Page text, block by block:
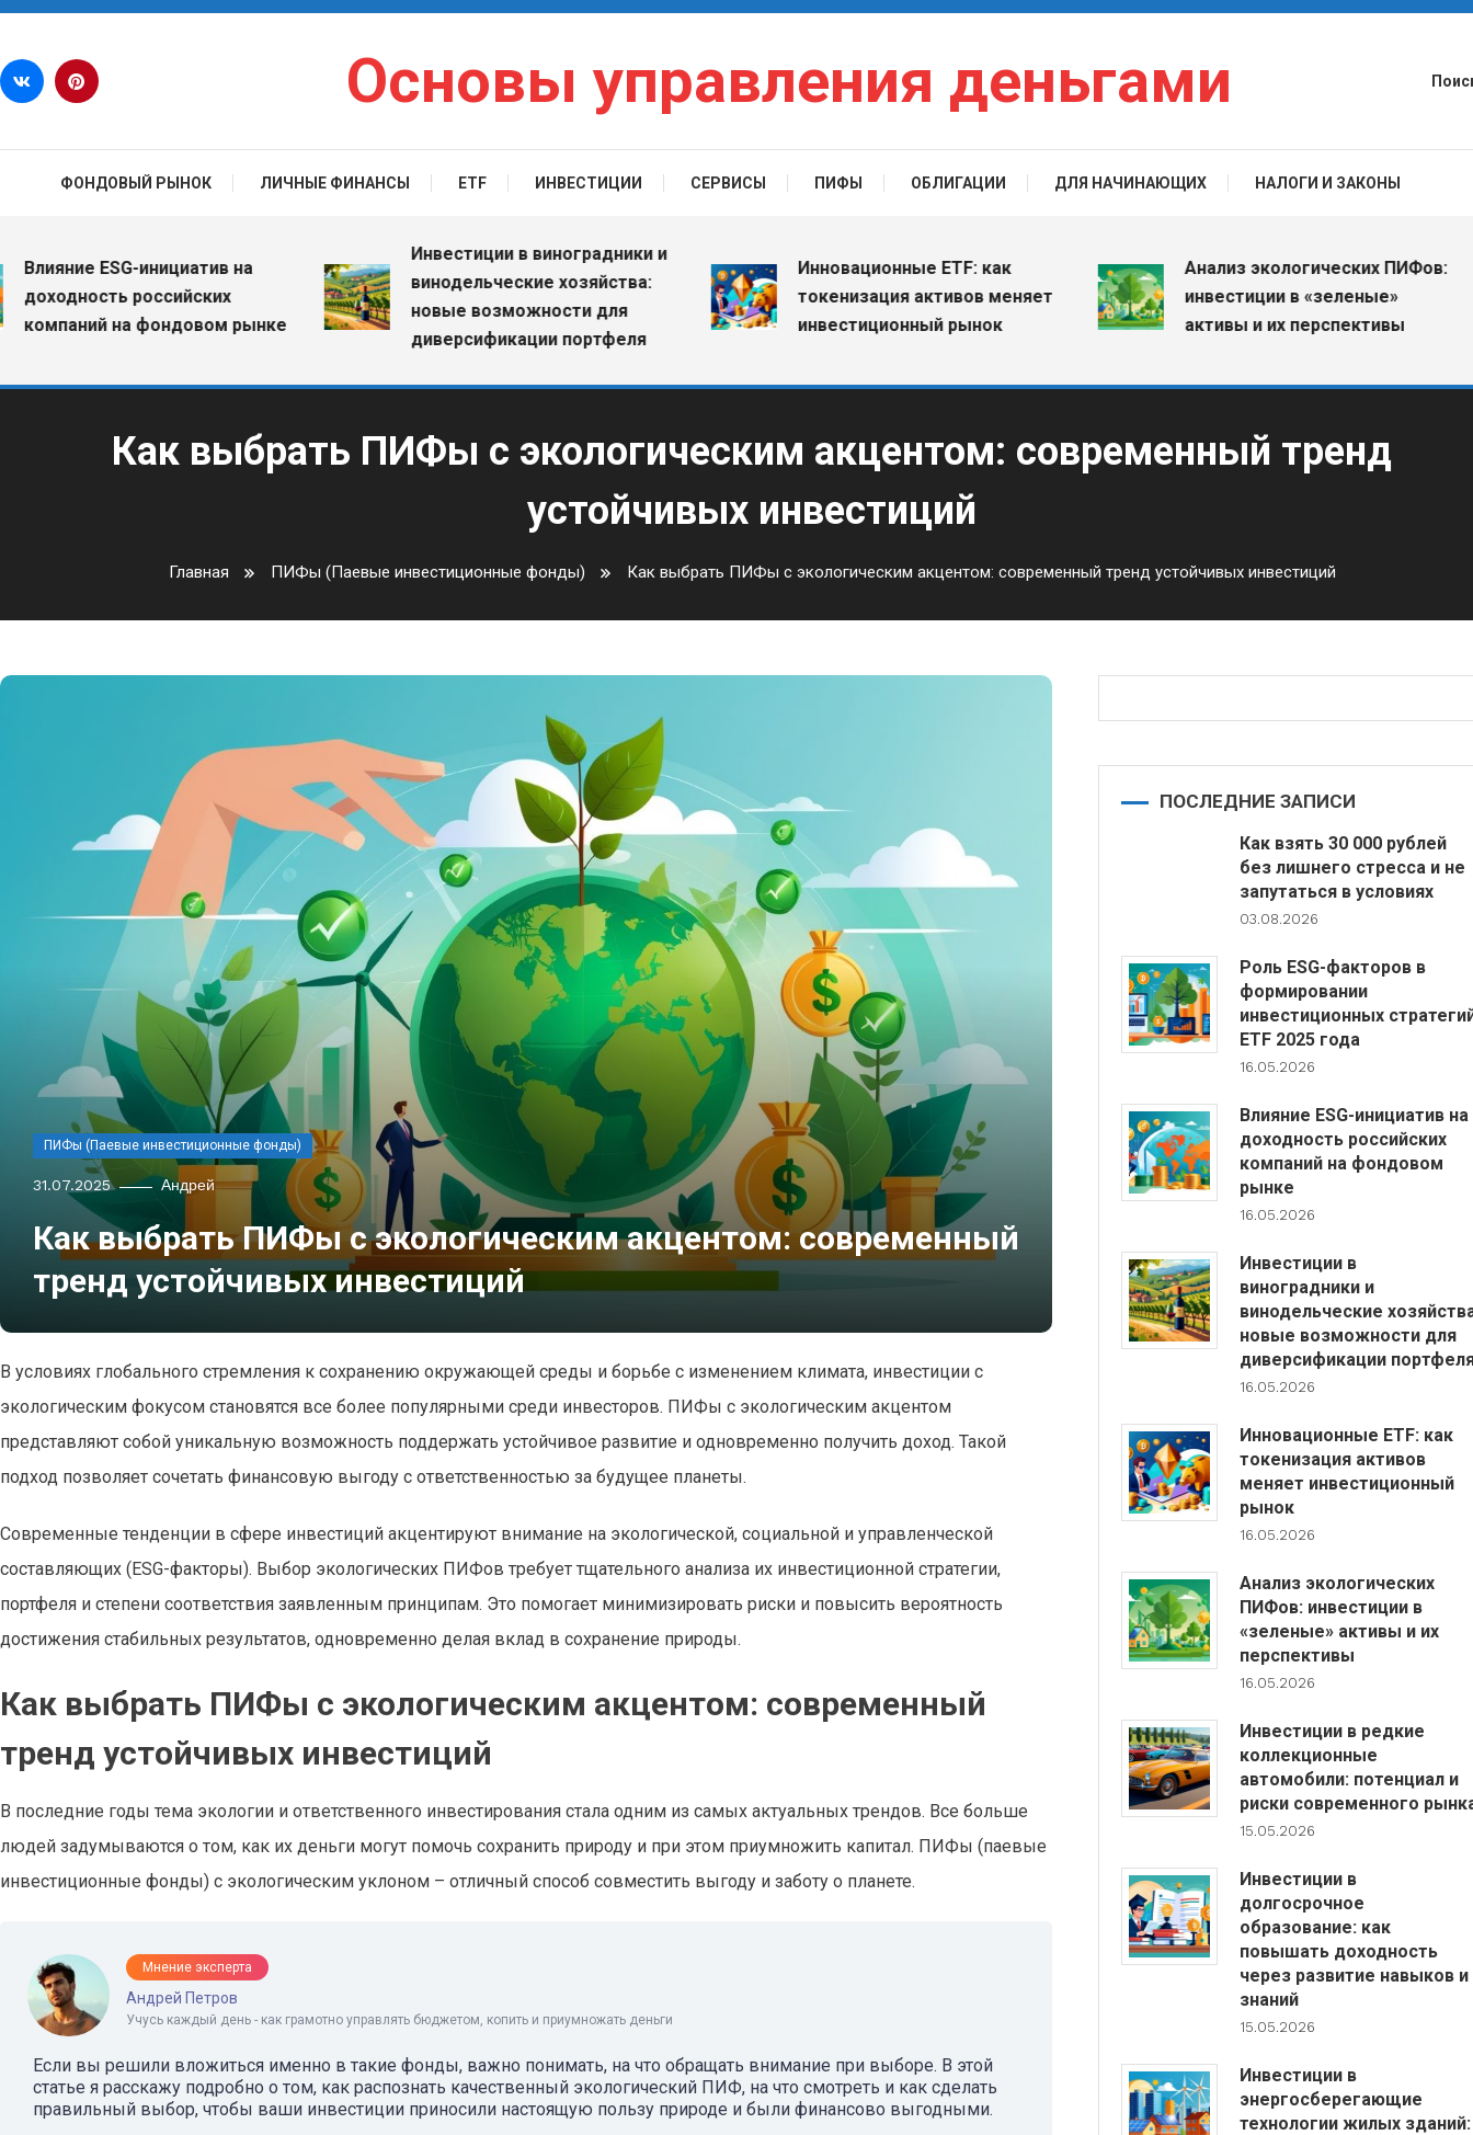
Перейти к содержимому
Основы управления деньгами
ФОНДОВЫЙ РЫНОК ЛИЧНЫЕ ФИНАНСЫ ETF ИНВЕСТИЦИИ СЕРВИСЫ ПИФЫ ОБЛИГАЦИИ ДЛЯ НАЧИНАЮЩИХ НАЛОГИ И ЗАКОНЫ
ESG-инициатив на
российских
на фондовом рынке
Инвестиции в виноградники и
винодельческие хозяйства:
новые возможности для
диверсификации портфеля
Инновационные ETF: как
токенизация активов меняет
инвестиционный рынок
Анализ экологических ПИФов:
инвестиции в «зеленые»
активы и их перспективы
Как выбрать ПИФы с экологическим акцентом: современный тренд
устойчивых инвестиций
Главная ПИФы (Паевые инвестиционные фонды) Как выбрать ПИФы с экологическим акцентом: современный тренд устойчивых инвестиций
ПИФы (Паевые инвестиционные фонды)
31.07.2025 Андрей
Как выбрать ПИФы с экологическим акцентом: современный
тренд устойчивых инвестиций
В условиях глобального стремления к сохранению окружающей среды и борьбе с изменением климата, инвестиции с
экологическим фокусом становятся все более популярными среди инвесторов. ПИФы с экологическим акцентом
представляют собой уникальную возможность поддержать устойчивое развитие и одновременно получить доход. Такой
подход позволяет сочетать финансовую выгоду с ответственностью за будущее планеты.
Современные тенденции в сфере инвестиций акцентируют внимание на экологической, социальной и управленческой
составляющих (ESG-факторы). Выбор экологических ПИФов требует тщательного анализа их инвестиционной стратегии,
портфеля и степени соответствия заявленным принципам. Это помогает минимизировать риски и повысить вероятность
достижения стабильных результатов, одновременно делая вклад в сохранение природы.
Как выбрать ПИФы с экологическим акцентом: современный
тренд устойчивых инвестиций
В последние годы тема экологии и ответственного инвестирования стала одним из самых актуальных трендов. Все больше
людей задумываются о том, как их деньги могут помочь сохранить природу и при этом приумножить капитал. ПИФы (паевые
инвестиционные фонды) с экологическим уклоном – отличный способ совместить выгоду и заботу о планете.
Мнение эксперта
Андрей Петров
Учусь каждый день - как грамотно управлять бюджетом, копить и приумножать деньги
Если вы решили вложиться именно в такие фонды, важно понимать, на что обращать внимание при выборе. В этой
статье я расскажу подробно о том, как распознать качественный экологический ПИФ, на что смотреть и как сделать
правильный выбор, чтобы ваши инвестиции приносили настоящую пользу природе и были финансово выгодными.
ПОСЛЕДНИЕ ЗАПИСИ
Как взять 30 000 рублей
без лишнего стресса и не
запутаться в условиях
03.08.2026
Роль ESG-факторов в
формировании
инвестиционных
ETF 2025 года
16.05.2026
Влияние ESG-инициатив на
доходность российских
компаний на фондовом
рынке
16.05.2026
Инвестиции в
виноградники и
винодельческие
новые возможности для
диверсификации
16.05.2026
Инновационные ETF: как
токенизация активов
меняет инвестиционный
рынок
16.05.2026
Анализ экологических
ПИФов: инвестиции в
«зеленые» активы и их
перспективы
16.05.2026
Инвестиции в редкие
коллекционные
автомобили: потенциал и
риски современного
15.05.2026
Инвестиции в
долгосрочное
образование: как
повышать доходность
через развитие навыков и
знаний
15.05.2026
Инвестиции в
энергосберегающие
технологии жилых зданий: